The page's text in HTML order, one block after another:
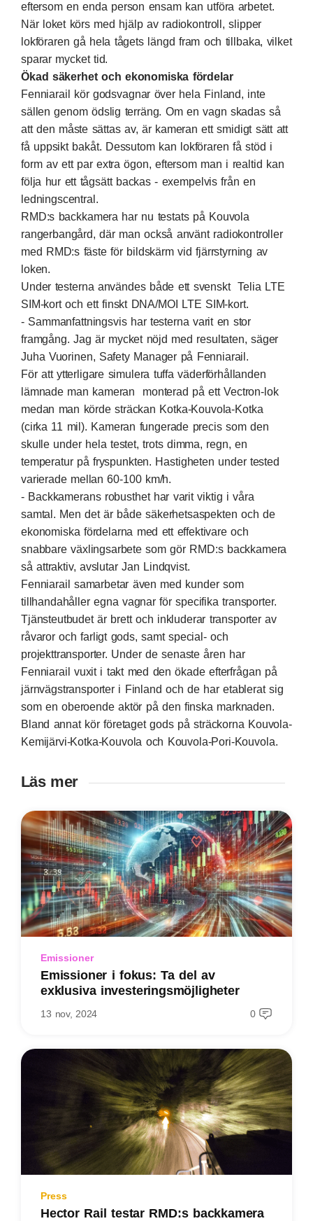
eftersom en enda person ensam kan utföra arbetet.
När loket körs med hjälp av radiokontroll, slipper
lokföraren gå hela tågets längd fram och tillbaka, vilket
sparar mycket tid.
Ökad säkerhet och ekonomiska fördelar
Fenniarail kör godsvagnar över hela Finland, inte
sällen genom ödslig terräng. Om en vagn skadas så
att den måste sättas av, är kameran ett smidigt sätt att
få uppsikt bakåt. Dessutom kan lokföraren få stöd i
form av ett par extra ögon, eftersom man i realtid kan
följa hur ett tågsätt backas - exempelvis från en
ledningscentral.
RMD:s backkamera har nu testats på Kouvola
rangerbangård, där man också använt radiokontroller
med RMD:s fäste för bildskärm vid fjärrstyrning av
loken.
Under testerna användes både ett svenskt Telia LTE
SIM-kort och ett finskt DNA/MOI LTE SIM-kort.
- Sammanfattningsvis har testerna varit en stor
framgång. Jag är mycket nöjd med resultaten, säger
Juha Vuorinen, Safety Manager på Fenniarail.
För att ytterligare simulera tuffa väderförhållanden
lämnade man kameran monterad på ett Vectron-lok
medan man körde sträckan Kotka-Kouvola-Kotka
(cirka 11 mil). Kameran fungerade precis som den
skulle under hela testet, trots dimma, regn, en
temperatur på fryspunkten. Hastigheten under tested
varierade mellan 60-100 km/h.
- Backkamerans robusthet har varit viktig i våra
samtal. Men det är både säkerhetsaspekten och de
ekonomiska fördelarna med ett effektivare och
snabbare växlingsarbete som gör RMD:s backkamera
så attraktiv, avslutar Jan Lindqvist.
Fenniarail samarbetar även med kunder som
tillhandahåller egna vagnar för specifika transporter.
Tjänsteutbudet är brett och inkluderar transporter av
råvaror och farligt gods, samt special- och
projekttransporter. Under de senaste åren har
Fenniarail vuxit i takt med den ökade efterfrågan på
järnvägstransporter i Finland och de har etablerat sig
som en oberoende aktör på den finska marknaden.
Bland annat kör företaget gods på sträckorna Kouvola-
Kemijärvi-Kotka-Kouvola och Kouvola-Pori-Kouvola.
Läs mer
Emissioner
Emissioner i fokus: Ta del av
exklusiva investeringsmöjligheter
13 nov, 2024 0
Press
Hector Rail testar RMD:s backkamera